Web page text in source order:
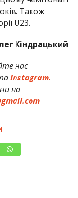
Також
U23.
Кіндрацький
нас
Instagram.
на